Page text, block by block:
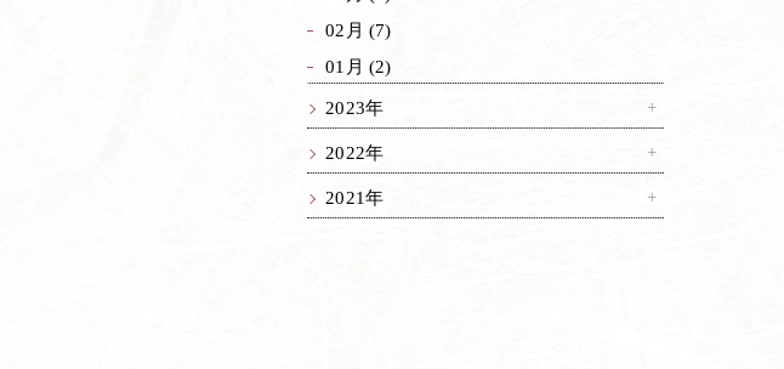
02月 (7)
01月 (2)
2023年
2022年
2021年